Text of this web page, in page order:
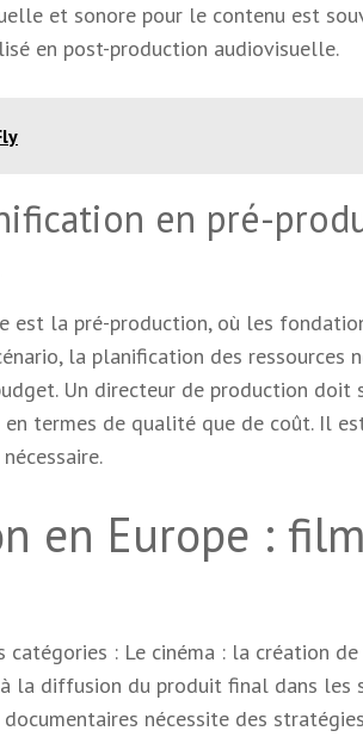
et sonore pour le contenu est
en post-production audiovisuelle.
en pré-
est la pré-production, où les
la planification des ressources
Un directeur de production doit
termes de qualité que de coût. Il
en Europe :
: Le cinéma : la création
la diffusion du produit final dans les
nécessite des